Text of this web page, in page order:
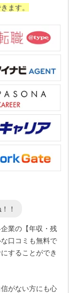
ます。
！
業の【年収・残
口コミも無料で
することができ
がない方にも心